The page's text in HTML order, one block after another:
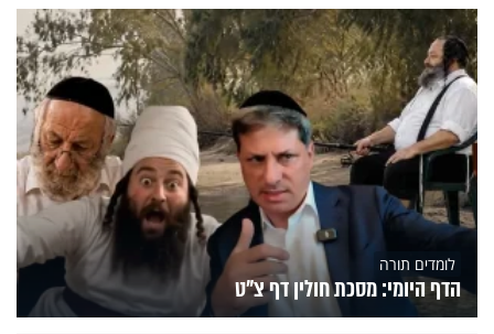
לומדים תורה
הדף היומי: מסכת חולין דף צ"ט